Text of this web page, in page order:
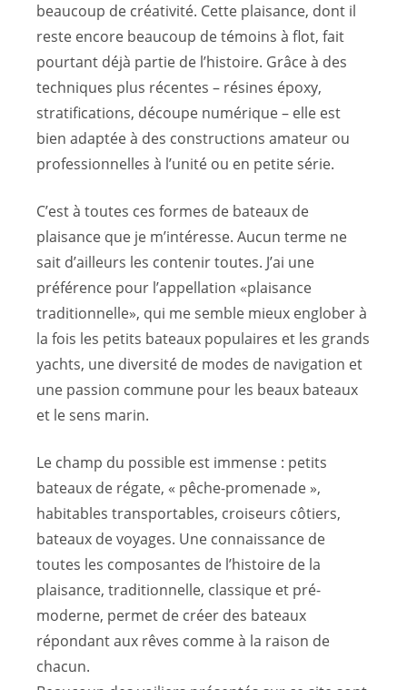
beaucoup de créativité. Cette plaisance, dont il
reste encore beaucoup de témoins à flot, fait
pourtant déjà partie de l’histoire. Grâce à des
techniques plus récentes – résines époxy,
stratifications, découpe numérique – elle est
bien adaptée à des constructions amateur ou
professionnelles à l’unité ou en petite série.
C’est à toutes ces formes de bateaux de
plaisance que je m’intéresse. Aucun terme ne
sait d’ailleurs les contenir toutes. J’ai une
préférence pour l’appellation «plaisance
traditionnelle», qui me semble mieux englober à
la fois les petits bateaux populaires et les grands
yachts, une diversité de modes de navigation et
une passion commune pour les beaux bateaux
et le sens marin.
Le champ du possible est immense : petits
bateaux de régate, « pêche-promenade »,
habitables transportables, croiseurs côtiers,
bateaux de voyages. Une connaissance de
toutes les composantes de l’histoire de la
plaisance, traditionnelle, classique et pré-
moderne, permet de créer des bateaux
répondant aux rêves comme à la raison de
chacun.